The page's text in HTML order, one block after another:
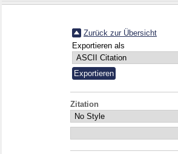
Zurück zur Übersicht
Exportieren als
Zitation